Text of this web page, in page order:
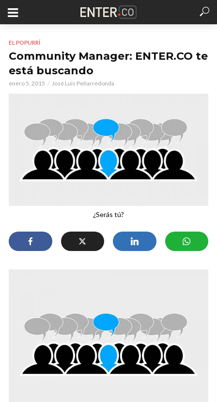
EL POPURRÍ
Community Manager: ENTER.CO te
está buscando
enero 5, 2015 José Luis Peñarredonda
¿Serás tú?